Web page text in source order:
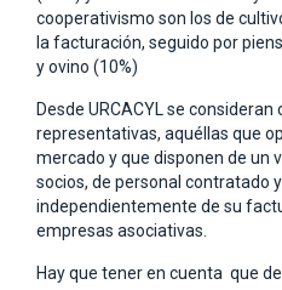
cooperativismo son los de
la facturación, seguido por
y ovino (10%)
Desde URCACYL se
representativas, aquéllas que
mercado y que disponen de un
socios, de personal contratado
independientemente de su
empresas asociativas.
Hay que tener en cuenta que